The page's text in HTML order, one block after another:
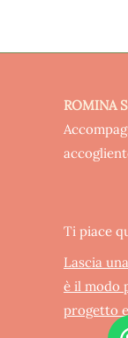
ROMINA
Ti piace
Lascia
è il modo
progetto